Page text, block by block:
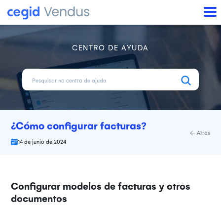
CENTRO DE AYUDA
¿Cómo configurar facturas?
14 de junio de 2024
Atrás
Configurar modelos de facturas y otros
documentos